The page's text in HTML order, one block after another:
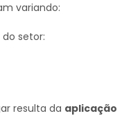
variando:
setor:
resulta da aplicação